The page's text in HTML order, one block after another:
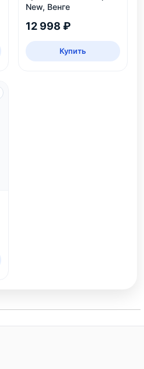
New, Венге
12 998 ₽
Купить